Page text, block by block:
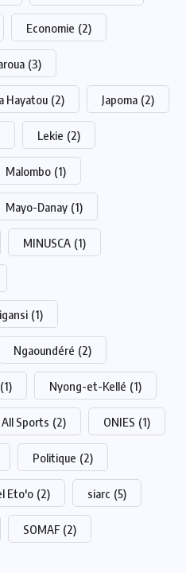
Economie (2)
(3)
Hayatou (2) Japoma (2)
Lekie (2)
Malombo (1)
Mayo-Danay (1)
MINUSCA (1)
(1)
Ngaoundéré (2)
(1) Nyong-et-Kellé (1)
Sports (2) ONIES (1)
Politique (2)
Eto'o (2) siarc (5)
SOMAF (2)